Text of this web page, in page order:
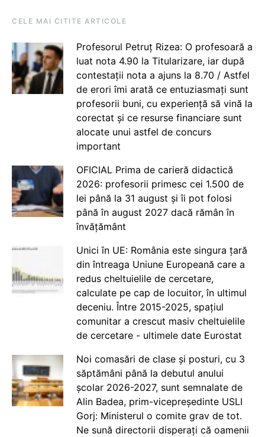
CELE MAI CITITE ARTICOLE
Profesorul Petruț Rizea: O profesoară a
luat nota 4.90 la Titularizare, iar după
contestații nota a ajuns la 8.70 / Astfel
de erori îmi arată ce entuziasmați sunt
profesorii buni, cu experiență să vină la
corectat și ce resurse financiare sunt
alocate unui astfel de concurs
important
OFICIAL Prima de carieră didactică
2026: profesorii primesc cei 1.500 de
lei până la 31 august și îi pot folosi
până în august 2027 dacă rămân în
învățământ
Unici în UE: România este singura țară
din întreaga Uniune Europeană care a
redus cheltuielile de cercetare,
calculate pe cap de locuitor, în ultimul
deceniu. Între 2015-2025, spațiul
comunitar a crescut masiv cheltuielile
de cercetare - ultimele date Eurostat
Noi comasări de clase și posturi, cu 3
săptămâni până la debutul anului
școlar 2026-2027, sunt semnalate de
Alin Badea, prim-vicepreședinte USLI
Gorj: Ministerul o comite grav de tot.
Ne sună directorii disperați că oamenii